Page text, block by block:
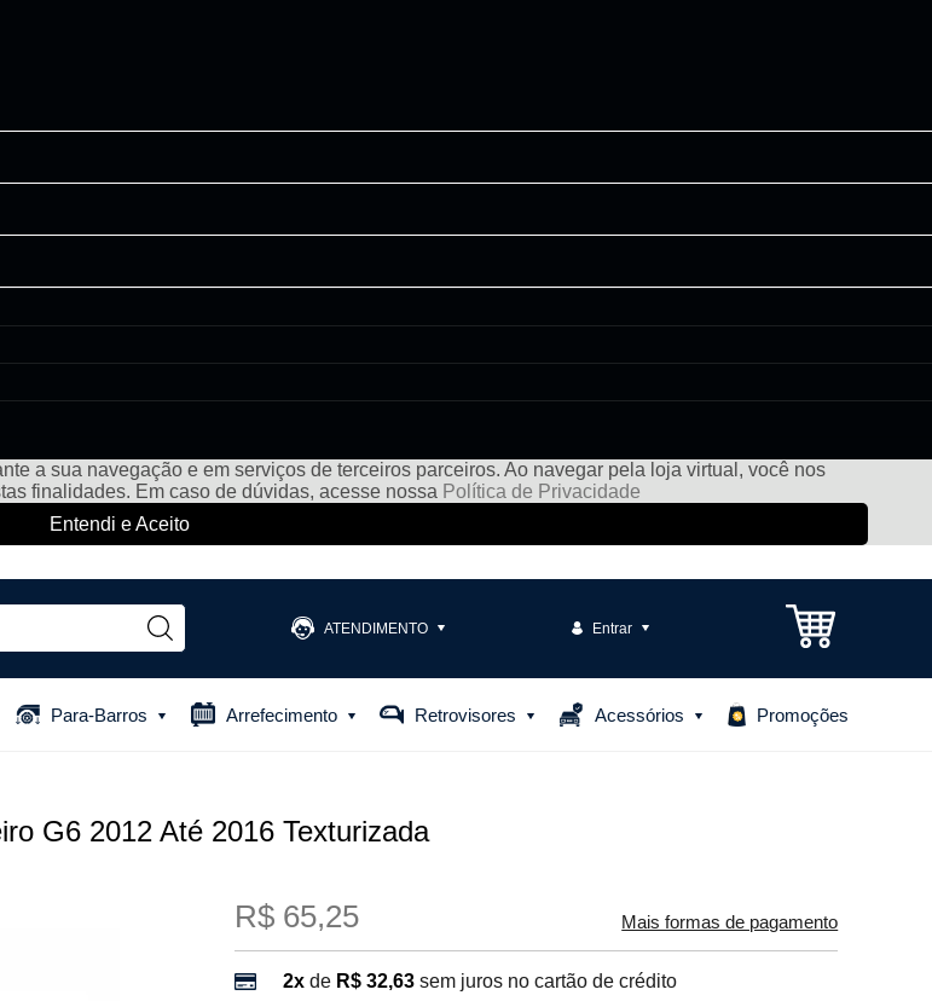
a sua navegação e em serviços de terceiros parceiros. Ao navegar pela loja virtual, você nos
finalidades. Em caso de dúvidas, acesse nossa Política de Privacidade
Entendi e Aceito
ATENDIMENTO
(48) 3301-1575
atendimento@casteloautopecas.com.br
Entrar
Para-Barros Arrefecimento Retrovisores Acessórios Promoções
G6 2012 Até 2016 Texturizada
R$ 65,25 Mais formas de pagamento
2x de R$ 32,63 sem juros no cartão de crédito